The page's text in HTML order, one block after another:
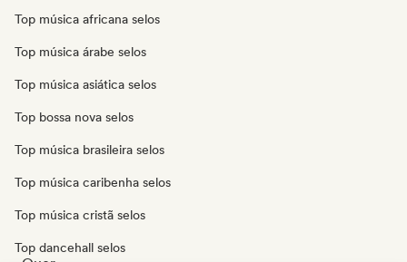
Top música africana selos
Top música árabe selos
Top música asiática selos
Top bossa nova selos
Top música brasileira selos
Top música caribenha selos
Top música cristã selos
Top dancehall selos